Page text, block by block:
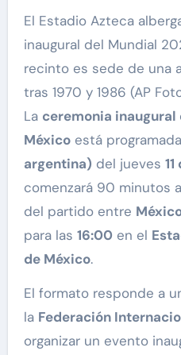
El Estadio Azteca
inaugural del Mundial
recinto es sede de una
tras 1970 y 1986 (AP
La ceremonia
Méxicoestá
argentina) del jueves
comenzará 90 minutos
del partido entre
para las 16:00 en el
de México.
El formato responde a
la Federación
organizar un evento